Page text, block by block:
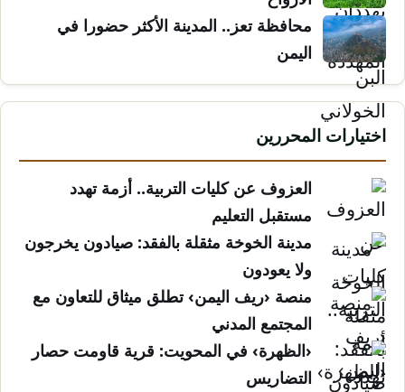
محافظة تعز.. المدينة الأكثر حضورا في
اليمن
اختيارات المحررين
العزوف عن كليات التربية.. أزمة تهدد
مستقبل التعليم
مدينة الخوخة مثقلة بالفقد: صيادون يخرجون
ولا يعودون
منصة ‹ريف اليمن› تطلق ميثاق للتعاون مع
المجتمع المدني
‹الظهرة› في المحويت: قرية قاومت حصار
التضاريس